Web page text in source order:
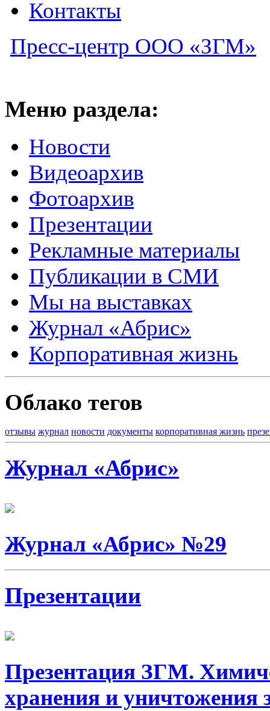
Контакты
Пресс-центр ООО «ЗГМ»
Меню раздела:
Новости
Видеоархив
Фотоархив
Презентации
Рекламные материалы
Публикации в СМИ
Мы на выставках
Журнал «Абрис»
Корпоративная жизнь
Облако тегов
отзывы журнал новости документы корпоративная жизнь
Журнал «Абрис»
Журнал «Абрис» №29
Презентации
Презентация ЗГМ.
хранения и уничтожения